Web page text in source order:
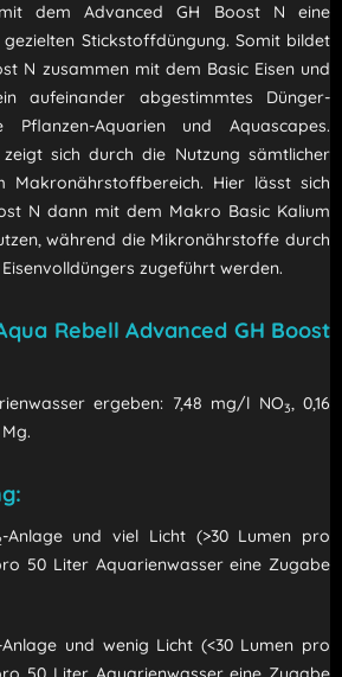
dem Advanced GH Boost N eine
Stickstoffdüngung. Somit bildet
N zusammen mit dem Basic Eisen und
aufeinander abgestimmtes Dünger-
Aquarien und Aquascapes.
sich durch die Nutzung sämtlicher
Makronährstoffbereich. Hier lässt sich
N dann mit dem Makro Basic Kalium
während die Mikronährstoffe durch
zugeführt werden.
Rebell Advanced GH Boost
ergeben: 7,48 mg/l NO3, 0,16
-Anlage und viel Licht (>30 Lumen pro
50 Liter Aquarienwasser eine Zugabe
und wenig Licht (<30 Lumen pro